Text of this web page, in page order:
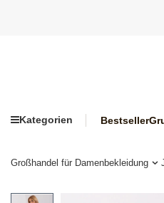
Kategorien Bestseller
Großhandel für Damenbekleidung